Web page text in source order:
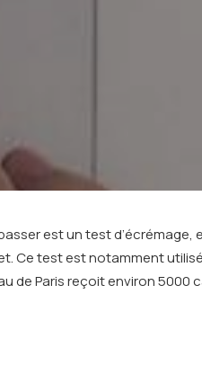
est un test d’écrémage,
Ce test est notamment
de Paris reçoit environ 5000